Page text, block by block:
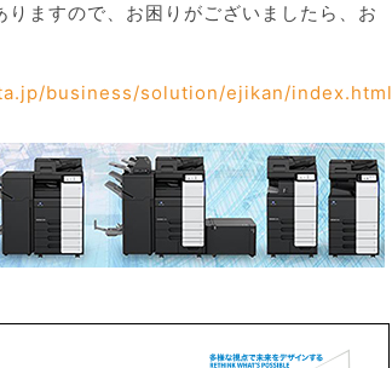
ますので、お困りがございましたら、お
business/solution/ejikan/index.html